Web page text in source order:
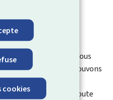
cookies
de cette page. Vous
sur ce que nous pouvons
réponse à votre
de contact pour toute